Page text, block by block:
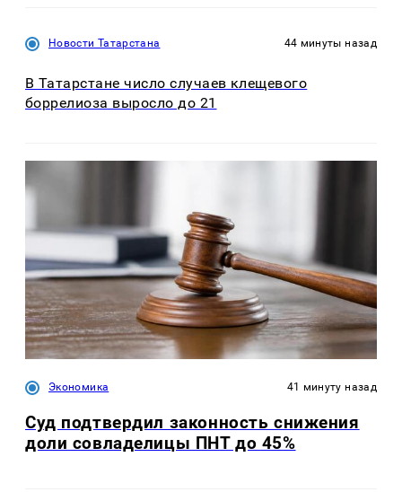
Новости Татарстана 44 минуты назад
В Татарстане число случаев клещевого
боррелиоза выросло до 21
Экономика 41 минуту назад
Суд подтвердил законность снижения
доли совладелицы ПНТ до 45%